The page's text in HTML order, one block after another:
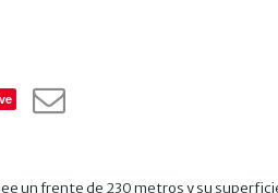
un frente de 230 metros y su